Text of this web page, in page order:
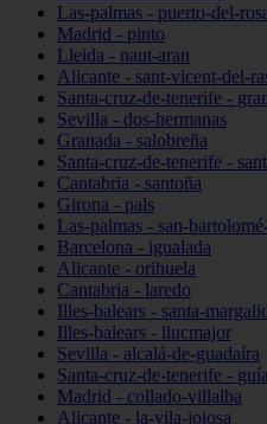
Las-palmas - puerto-del-
Madrid - pinto
Lleida - naut-aran
Alicante - sant-vicent-del-
Santa-cruz-de-tenerife -
Sevilla - dos-hermanas
Granada - salobreña
Santa-cruz-de-tenerife -
Cantabria - santoña
Girona - pals
Las-palmas - san-
Barcelona - igualada
Alicante - orihuela
Cantabria - laredo
Illes-balears - santa-
Illes-balears - llucmajor
Sevilla - alcalá-de-guadaíra
Santa-cruz-de-tenerife -
Madrid - collado-villalba
Alicante - la-vila-joiosa